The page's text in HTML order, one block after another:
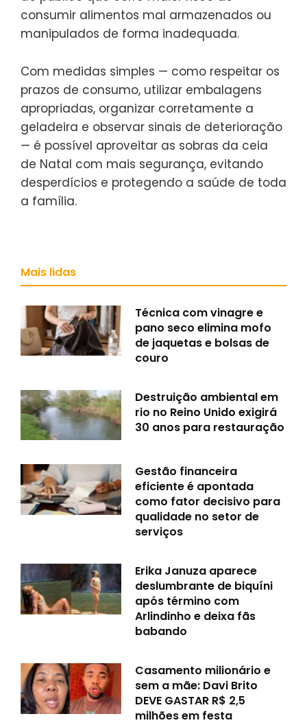
consumir alimentos mal armazenados ou
manipulados de forma inadequada.
Com medidas simples — como respeitar os
prazos de consumo, utilizar embalagens
apropriadas, organizar corretamente a
geladeira e observar sinais de deterioração
— é possível aproveitar as sobras da ceia
de Natal com mais segurança, evitando
desperdícios e protegendo a saúde de toda
a família.
Mais lidas
Técnica com vinagre e
pano seco elimina mofo
de jaquetas e bolsas de
couro
Destruição ambiental em
rio no Reino Unido exigirá
30 anos para restauração
Gestão financeira
eficiente é apontada
como fator decisivo para
qualidade no setor de
serviços
Erika Januza aparece
deslumbrante de biquíni
após término com
Arlindinho e deixa fãs
babando
Casamento milionário e
sem a mãe: Davi Brito
DEVE GASTAR R$ 2,5
milhões em festa